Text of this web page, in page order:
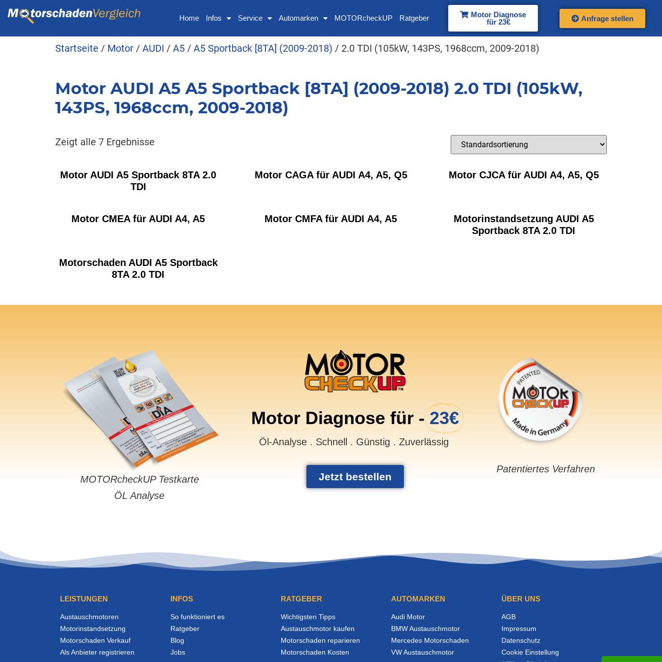
Home Infos Service Automarken MOTORcheckUP Ratgeber
Motor Diagnose
für 23€
Anfrage stellen
Startseite / Motor / AUDI / A5 / A5 Sportback [8TA] (2009-2018) / 2.0 TDI (105kW, 143PS, 1968ccm, 2009-2018)
Motor AUDI A5 A5 Sportback [8TA] (2009-2018) 2.0 TDI (105kW,
143PS, 1968ccm, 2009-2018)
Zeigt alle 7 Ergebnisse
Motor AUDI A5 Sportback 8TA 2.0
TDI
Motor CAGA für AUDI A4, A5, Q5 Motor CJCA für AUDI A4, A5, Q5
Motor CMEA für AUDI A4, A5 Motor CMFA für AUDI A4, A5
Motorinstandsetzung AUDI A5
Sportback 8TA 2.0 TDI
Motorschaden AUDI A5 Sportback
8TA 2.0 TDI
MOTORcheckUP Testkarte
ÖL Analyse
Motor Diagnose für - 23€
Öl-Analyse . Schnell . Günstig . Zuverlässig
Jetzt bestellen
Patentiertes Verfahren
LEISTUNGEN
Austauschmotoren
Motorinstandsetzung
Motorschaden Verkauf
Als Anbieter registrieren
INFOS
So funktioniert es
Ratgeber
Blog
Jobs
RATGEBER
Wichtigsten Tipps
Austauschmotor kaufen
Motorschaden reparieren
Motorschaden Kosten
AUTOMARKEN
Audi Motor
BMW Austauschmotor
Mercedes Motorschaden
VW Austauschmotor
ÜBER UNS
AGB
Impressum
Datenschutz
Cookie Einstellung